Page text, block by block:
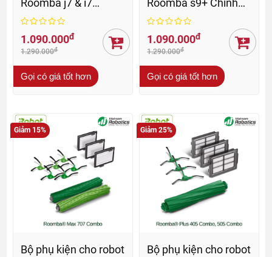
Roomba j7 & i7
Series Chính Hãng
1.090.000đ
1.290.000đ
Gọi có giá tốt hơn
Roomba s9+ Chính
Hãng
1.090.000đ
1.290.000đ
Gọi có giá tốt hơn
Giảm 15%
Bộ phụ kiện cho robot
Giảm 25%
Bộ phụ kiện cho robot